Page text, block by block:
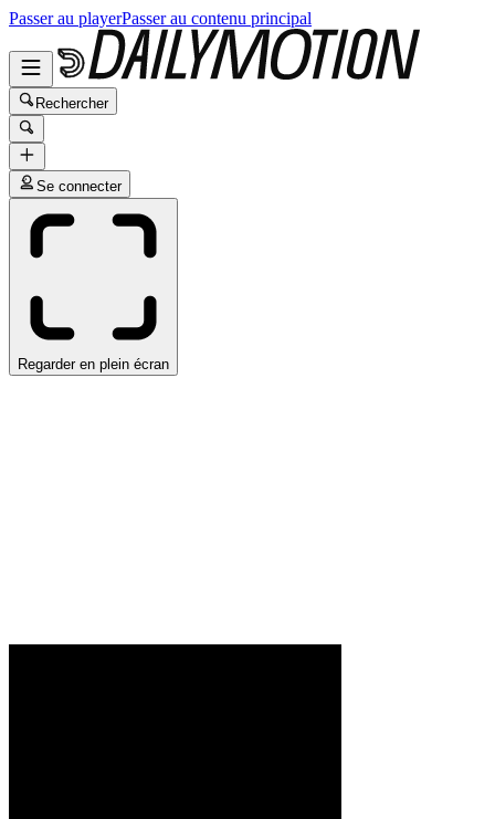
Passer au playerPasser au contenu principal
Rechercher
Se connecter
Regarder en plein écran